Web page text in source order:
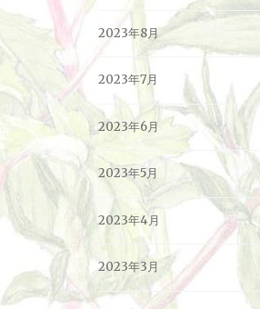
2023年8月
2023年7月
2023年6月
2023年5月
2023年4月
2023年3月